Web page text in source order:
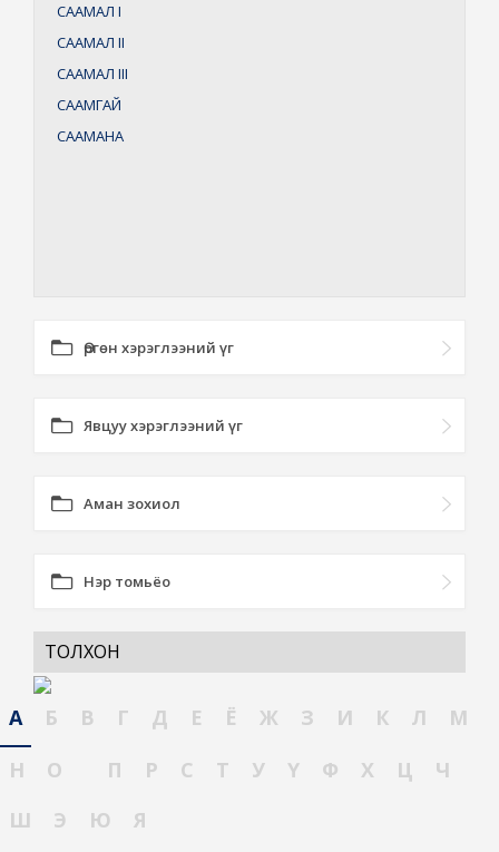
СААМАЛ I
СААМАЛ II
СААМАЛ III
СААМГАЙ
СААМАНА
Өргөн хэрэглээний үг
Явцуу хэрэглээний үг
Аман зохиол
Нэр томьёо
ТОЛХОН
А Б В Г Д Е Ё Ж З И К Л
М
Н
О П Р С Т У Ү Ф Х Ц
Ч
Ш
Э Ю Я